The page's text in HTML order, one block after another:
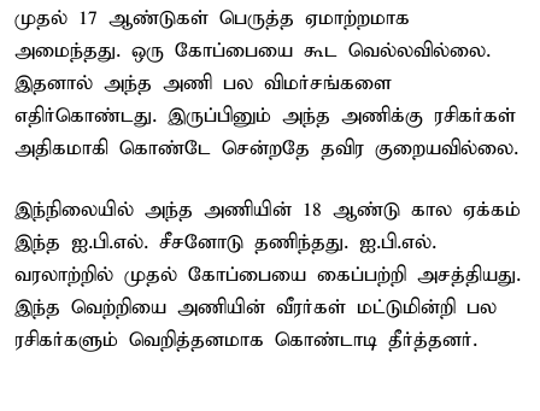
முதல் 17 ஆண்டுகள் பெருத்த ஏமாற்றமாக
அமைந்தது. ஒரு கோப்பையை கூட வெல்லவில்லை.
இதனால் அந்த அணி பல விமர்சங்களை
எதிர்கொண்டது. இருப்பினும் அந்த அணிக்கு ரசிகர்கள்
அதிகமாகி கொண்டே சென்றதே தவிர குறையவில்லை.
இந்நிலையில் அந்த அணியின் 18 ஆண்டு கால ஏக்கம்
இந்த ஐ.பி.எல். சீசனோடு தணிந்தது. ஐ.பி.எல்.
வரலாற்றில் முதல் கோப்பையை கைப்பற்றி அசத்தியது.
இந்த வெற்றியை அணியின் வீரர்கள் மட்டுமின்றி பல
ரசிகர்களும் வெறித்தனமாக கொண்டாடி தீர்த்தனர்.